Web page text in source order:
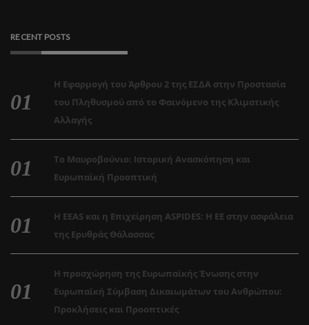
RECENT POSTS
Η Εφαρμογή του Άρθρου 2 της ΕΣΔΑ στην Προστασία
του Πληθυσμού από το Φαινόμενο της Κλιματικής
Αλλαγής
Το Μαυροβούνιο: Ιστορική Ανασκόπηση και
Ευρωπαϊκή Προοπτική
Η EEAS και η Επιχείρηση ASPIDES: Η ΕΕ στην ασφάλεια
της Ερυθράς Θάλασσας
Η προσχώρηση της Ευρωπαϊκής Ένωσης στην
Ευρωπαϊκή Σύμβαση Δικαιωμάτων του Ανθρώπου:
Προκλήσεις και Προοπτικές